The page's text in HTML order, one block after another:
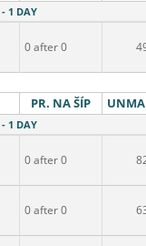
- 1 DAY
0 after 0
PR. NA ŠÍP
- 1 DAY
0 after 0
0 after 0